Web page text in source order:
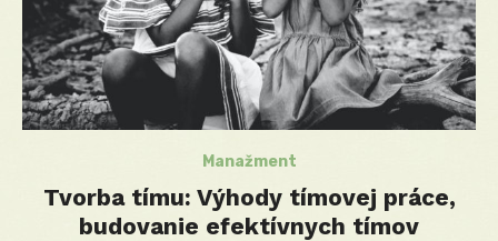
Manažment
Tvorba tímu: Výhody tímovej práce,
budovanie efektívnych tímov